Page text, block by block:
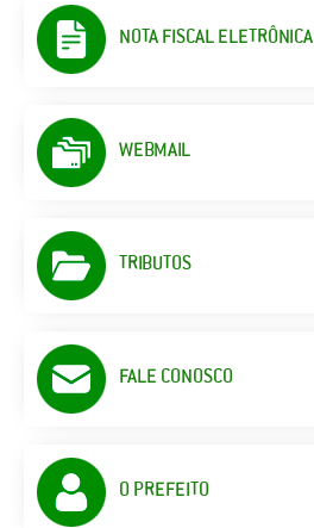
NOTA FISCAL ELETRÔNICA
WEBMAIL
TRIBUTOS
FALE CONOSCO
O PREFEITO